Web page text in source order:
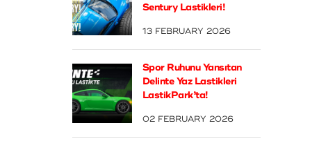
Sentury Lastikleri!
13 FEBRUARY 2026
Spor Ruhunu Yansıtan
Delinte Yaz Lastikleri
LastikPark’ta!
02 FEBRUARY 2026